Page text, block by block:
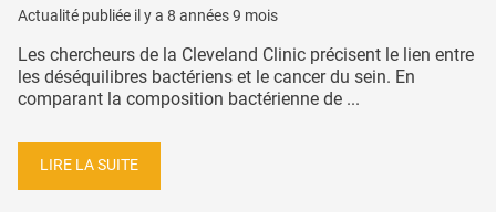
Actualité publiée il y a 8 années 9 mois
Les chercheurs de la Cleveland Clinic précisent le lien entre
les déséquilibres bactériens et le cancer du sein. En
comparant la composition bactérienne de ...
LIRE LA SUITE